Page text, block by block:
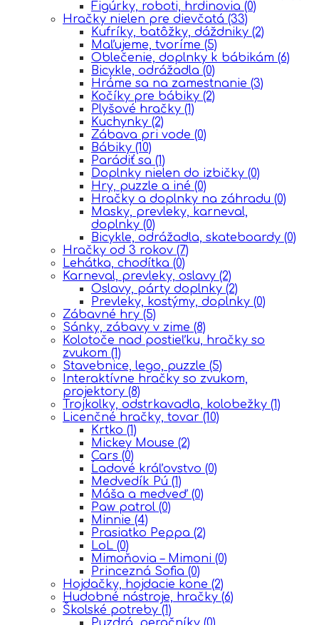
Figúrky, roboti, hrdinovia (0)
Hračky nielen pre dievčatá (33)
Kufríky, batôžky, dáždniky (2)
Maľujeme, tvoríme (5)
Oblečenie, doplnky k bábikám (6)
Bicykle, odrážadla (0)
Hráme sa na zamestnanie (3)
Kočíky pre bábiky (2)
Plyšové hračky (1)
Kuchynky (2)
Zábava pri vode (0)
Bábiky (10)
Parádiť sa (1)
Doplnky nielen do izbičky (0)
Hry, puzzle a iné (0)
Hračky a doplnky na záhradu (0)
Masky, prevleky, karneval,
doplnky (0)
Bicykle, odrážadla, skateboardy (0)
Hračky od 3 rokov (7)
Lehátka, chodítka (0)
Karneval, prevleky, oslavy (2)
Oslavy, párty doplnky (2)
Prevleky, kostýmy, doplnky (0)
Zábavné hry (5)
Sánky, zábavy v zime (8)
Kolotoče nad postieľku, hračky so
zvukom (1)
Stavebnice, lego, puzzle (5)
Interaktívne hračky so zvukom,
projektory (8)
Trojkolky, odstrkavadla, kolobežky (1)
Licenčné hračky, tovar (10)
Krtko (1)
Mickey Mouse (2)
Cars (0)
Ĺadové kráľovstvo (0)
Medvedík Pú (1)
Máša a medveď (0)
Paw patrol (0)
Minnie (4)
Prasiatko Peppa (2)
LoL (0)
Mimoňovia – Mimoni (0)
Princezná Sofia (0)
Hojdačky, hojdacie kone (2)
Hudobné nástroje, hračky (6)
Školské potreby (1)